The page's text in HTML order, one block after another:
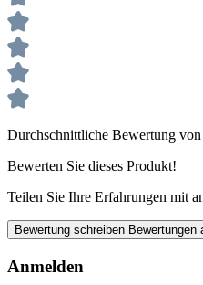
Durchschnittliche Bewertung
Bewerten Sie dieses Produkt!
Teilen Sie Ihre Erfahrungen mit
Bewertung schreiben Bewertungen
Anmelden